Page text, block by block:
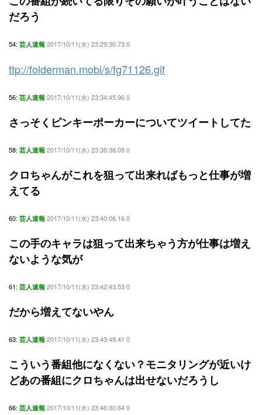
だろう
54: 芸人速報 2017/10/11(水) 23:29:30.73 0
ttp://folderman.mobi/s/fg71126.gif
56: 芸人速報 2017/10/11(水) 23:34:45.96 0
さっそくピンキーポーカーについてツイートしてた
58: 芸人速報 2017/10/11(水) 23:36:38.09 0
クロちゃんがこれを狙って出来ればもっと仕事が増
えてる
60: 芸人速報 2017/10/11(水) 23:40:06.16 0
この手のキャラは狙って出来ちゃう方が仕事は増え
ないような気が
61: 芸人速報 2017/10/11(水) 23:42:43.53 0
だから増えてないやん
63: 芸人速報 2017/10/11(水) 23:43:49.41 0
こういう番組他になくない？モニタリングが近いけ
どあの番組にクロちゃんは出せないだろうし
66: 芸人速報 2017/10/11(水) 23:46:30.64 0